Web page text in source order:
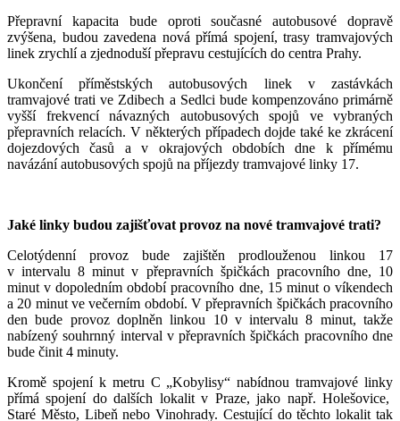
Přepravní kapacita bude oproti současné autobusové dopravě
zvýšena, budou zavedena nová přímá spojení, trasy tramvajových
linek zrychlí a zjednoduší přepravu cestujících do centra Prahy.
Ukončení příměstských autobusových linek v zastávkách
tramvajové trati ve Zdibech a Sedlci bude kompenzováno primárně
vyšší frekvencí návazných autobusových spojů ve vybraných
přepravních relacích. V některých případech dojde také ke zkrácení
dojezdových časů a v okrajových obdobích dne k přímému
navázání autobusových spojů na příjezdy tramvajové linky 17.
Jaké linky budou zajišťovat provoz na nové tramvajové trati?
Celotýdenní provoz bude zajištěn prodlouženou linkou 17
v intervalu 8 minut v přepravních špičkách pracovního dne, 10
minut v dopoledním období pracovního dne, 15 minut o víkendech
a 20 minut ve večerním období. V přepravních špičkách pracovního
den bude provoz doplněn linkou 10 v intervalu 8 minut, takže
nabízený souhrnný interval v přepravních špičkách pracovního dne
bude činit 4 minuty.
Kromě spojení k metru C „Kobylisy“ nabídnou tramvajové linky
přímá spojení do dalších lokalit v Praze, jako např. Holešovice,
Staré Město, Libeň nebo Vinohrady. Cestující do těchto lokalit tak